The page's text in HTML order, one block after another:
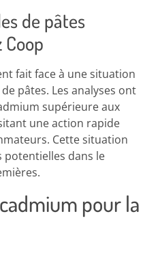
de pâtes
fait face à une situation
pâtes. Les analyses ont
supérieure aux
une action rapide
Cette situation
potentielles dans le
pour la